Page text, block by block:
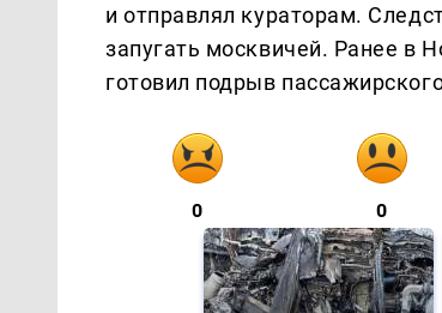
и отправлял кураторам.
запугать москвичей. Ранее в
готовил подрыв
0 0